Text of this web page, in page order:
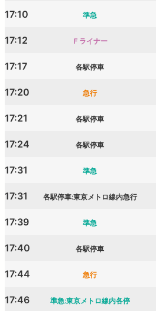
17:10 準急
17:12 Ｆライナー
17:17 各駅停車
17:20 急行
17:21 各駅停車
17:24 各駅停車
17:31 準急
17:31 各駅停車:東京メトロ線内急行
17:39 準急
17:40 各駅停車
17:44 急行
17:46 準急:東京メトロ線内各停